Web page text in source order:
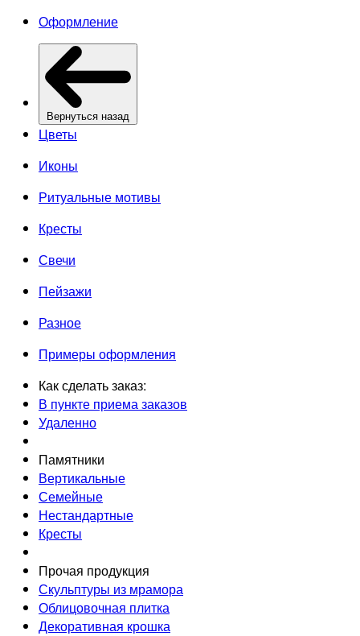
Оформление
Вернуться назад
Цветы
Иконы
Ритуальные мотивы
Кресты
Свечи
Пейзажи
Разное
Примеры оформления
Как сделать заказ:
В пункте приема заказов
Удаленно
Памятники
Вертикальные
Семейные
Нестандартные
Кресты
Прочая продукция
Скульптуры из мрамора
Облицовочная плитка
Декоративная крошка